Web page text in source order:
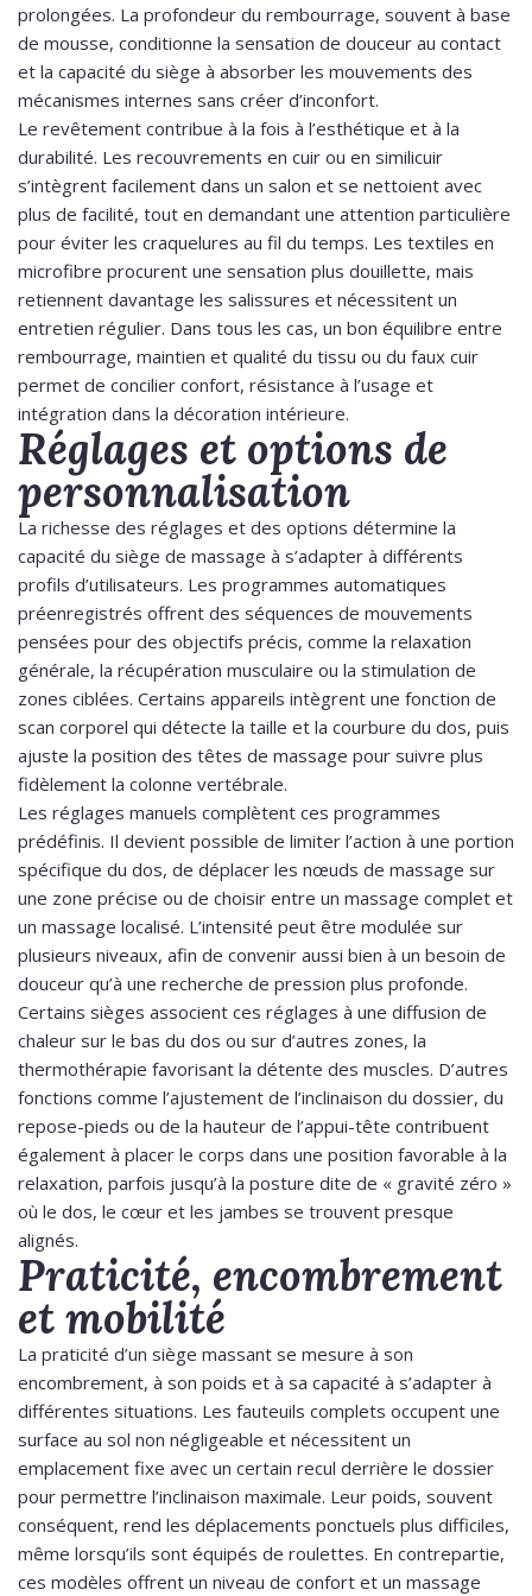
prolongées. La profondeur du rembourrage, souvent à base
de mousse, conditionne la sensation de douceur au contact
et la capacité du siège à absorber les mouvements des
mécanismes internes sans créer d’inconfort.
Le revêtement contribue à la fois à l’esthétique et à la
durabilité. Les recouvrements en cuir ou en similicuir
s’intègrent facilement dans un salon et se nettoient avec
plus de facilité, tout en demandant une attention particulière
pour éviter les craquelures au fil du temps. Les textiles en
microfibre procurent une sensation plus douillette, mais
retiennent davantage les salissures et nécessitent un
entretien régulier. Dans tous les cas, un bon équilibre entre
rembourrage, maintien et qualité du tissu ou du faux cuir
permet de concilier confort, résistance à l’usage et
intégration dans la décoration intérieure.
Réglages et options de
personnalisation
La richesse des réglages et des options détermine la
capacité du siège de massage à s’adapter à différents
profils d’utilisateurs. Les programmes automatiques
préenregistrés offrent des séquences de mouvements
pensées pour des objectifs précis, comme la relaxation
générale, la récupération musculaire ou la stimulation de
zones ciblées. Certains appareils intègrent une fonction de
scan corporel qui détecte la taille et la courbure du dos, puis
ajuste la position des têtes de massage pour suivre plus
fidèlement la colonne vertébrale.
Les réglages manuels complètent ces programmes
prédéfinis. Il devient possible de limiter l’action à une portion
spécifique du dos, de déplacer les nœuds de massage sur
une zone précise ou de choisir entre un massage complet et
un massage localisé. L’intensité peut être modulée sur
plusieurs niveaux, afin de convenir aussi bien à un besoin de
douceur qu’à une recherche de pression plus profonde.
Certains sièges associent ces réglages à une diffusion de
chaleur sur le bas du dos ou sur d’autres zones, la
thermothérapie favorisant la détente des muscles. D’autres
fonctions comme l’ajustement de l’inclinaison du dossier, du
repose-pieds ou de la hauteur de l’appui-tête contribuent
également à placer le corps dans une position favorable à la
relaxation, parfois jusqu’à la posture dite de « gravité zéro »
où le dos, le cœur et les jambes se trouvent presque
alignés.
Praticité, encombrement
et mobilité
La praticité d’un siège massant se mesure à son
encombrement, à son poids et à sa capacité à s’adapter à
différentes situations. Les fauteuils complets occupent une
surface au sol non négligeable et nécessitent un
emplacement fixe avec un certain recul derrière le dossier
pour permettre l’inclinaison maximale. Leur poids, souvent
conséquent, rend les déplacements ponctuels plus difficiles,
même lorsqu’ils sont équipés de roulettes. En contrepartie,
ces modèles offrent un niveau de confort et un massage